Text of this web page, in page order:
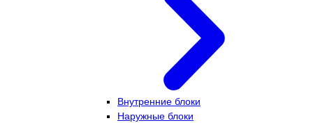
Внутренние блоки
Наружные блоки